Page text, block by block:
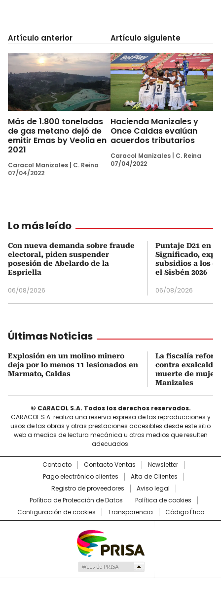
Artículo anterior
Más de 1.800 toneladas
de gas metano dejó de
emitir Emas by Veolia en
2021
Caracol Manizales
C. Reina
07/04/2022
Artículo siguiente
Hacienda Manizales y
Once Caldas evalúan
acuerdos tributarios
Caracol Manizales
C. Reina
07/04/2022
Lo más leído
Con nueva demanda sobre fraude
electoral, piden suspender
posesión de Abelardo de la
Espriella
06/08/2026
Puntaje D21 en
Significado,
subsidios a los
el Sisbén 2026
06/08/2026
Últimas Noticias
Explosión en un molino minero
deja por lo menos 11 lesionados en
Marmato, Caldas
La fiscalía
contra exalcalde
muerte de mujer
Manizales
© CARACOL S.A. Todos los derechos reservados.
CARACOL S.A. realiza una reserva expresa de las reproducciones y
usos de las obras y otras prestaciones accesibles desde este sitio
web a medios de lectura mecánica u otros medios que resulten
adecuados.
Contacto Contacto Ventas
Newsletter
Pago electrónico clientes
Alta de Clientes
Registro de proveedores
Aviso legal
Política de Protección de Datos
Política de cookies
Configuración de cookies
Transparencia Código Ético